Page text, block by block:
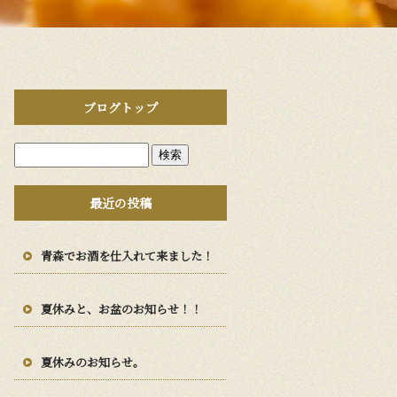
ブログトップ
最近の投稿
青森でお酒を仕入れて来ました！
夏休みと、お盆のお知らせ！！
夏休みのお知らせ。